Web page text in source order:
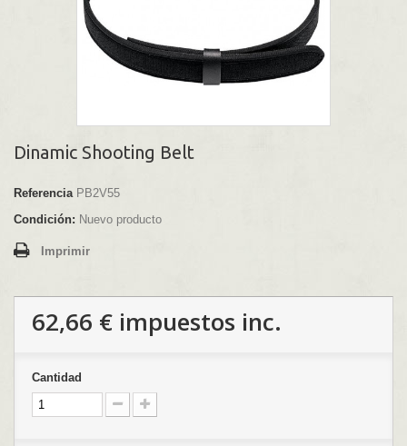
Dinamic Shooting Belt
Referencia PB2V55
Condición: Nuevo producto
Imprimir
62,66 € impuestos inc.
Cantidad